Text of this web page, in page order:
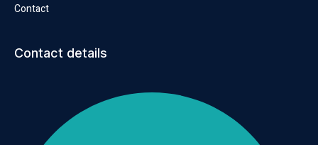
Contact
Contact details